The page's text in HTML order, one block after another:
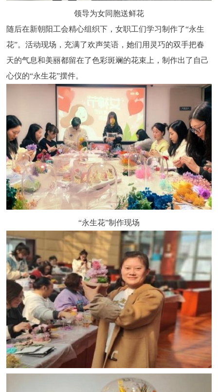
领导为女同胞送鲜花
随后在新朝阳工会精心组织下，女职工们学习制作了“永生
花”。活动现场，充满了欢声笑语，她们用灵巧的双手把春
天的气息和美丽都留在了色彩斑斓的花束上，制作出了自己
心仪的“永生花”摆件。
“永生花”制作现场